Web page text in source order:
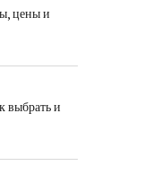
цены и
выбрать и